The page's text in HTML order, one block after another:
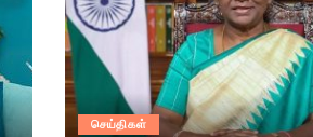
செய்திகள்